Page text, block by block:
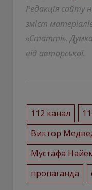
Редакція сайту
зміст
«Статті». Думка
від авторської.
112 канал
Виктор
Мустафа
пропаганда